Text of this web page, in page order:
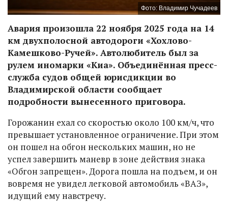
Фото: Владимир Чучадеев
Авария произошла 22 ноября 2025 года на 14
км двухполосной автодороги «Хохлово-
Камешково-Ручей». Автолюбитель был за
рулем иномарки «Киа». Объединённая пресс-
служба судов общей юрисдикции во
Владимирской области сообщает
подробности вынесенного приговора.
Горожанин ехал со скоростью около 100 км/ч, что
превышает установленное ограничение. При этом
он пошел на обгон нескольких машин, но не
успел завершить маневр в зоне действия знака
«Обгон запрещен». Дорога пошла на подъем, и он
вовремя не увидел легковой автомобиль «ВАЗ»,
идущий ему навстречу.